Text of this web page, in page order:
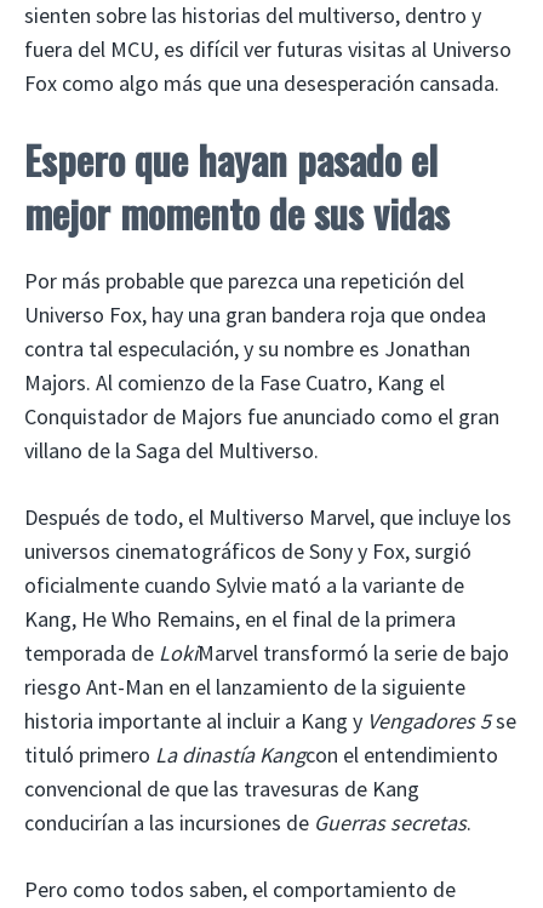
sienten sobre las historias del multiverso, dentro y
fuera del MCU, es difícil ver futuras visitas al Universo
Fox como algo más que una desesperación cansada.
Espero que hayan pasado el
mejor momento de sus vidas
Por más probable que parezca una repetición del
Universo Fox, hay una gran bandera roja que ondea
contra tal especulación, y su nombre es Jonathan
Majors. Al comienzo de la Fase Cuatro, Kang el
Conquistador de Majors fue anunciado como el gran
villano de la Saga del Multiverso.
Después de todo, el Multiverso Marvel, que incluye los
universos cinematográficos de Sony y Fox, surgió
oficialmente cuando Sylvie mató a la variante de
Kang, He Who Remains, en el final de la primera
temporada de LokiMarvel transformó la serie de bajo
riesgo Ant-Man en el lanzamiento de la siguiente
historia importante al incluir a Kang y Vengadores 5se
tituló primero La dinastía Kangcon el entendimiento
convencional de que las travesuras de Kang
conducirían a las incursiones de Guerras secretas.
Pero como todos saben, el comportamiento de